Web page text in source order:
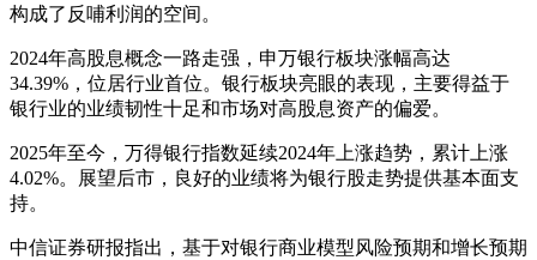
构成了反哺利润的空间。
2024年高股息概念一路走强，申万银行板块涨幅高达
34.39%，位居行业首位。银行板块亮眼的表现，主要得益于
银行业的业绩韧性十足和市场对高股息资产的偏爱。
2025年至今，万得银行指数延续2024年上涨趋势，累计上涨
4.02%。展望后市，良好的业绩将为银行股走势提供基本面支
持。
中信证券研报指出，基于对银行商业模型风险预期和增长预期